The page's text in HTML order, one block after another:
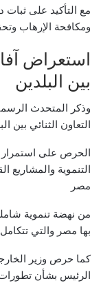
مع التأكيد على
ومكافحة الإرهاب
استعراض
بين البلدين
وذكر المتحدث
التعاون الثنائي بين
الحرص على استمرار
التنموية
مصر
من نهضة تنموية
بها مصر والتي
كما حرص وزير
الرئيس بشأن تطورات